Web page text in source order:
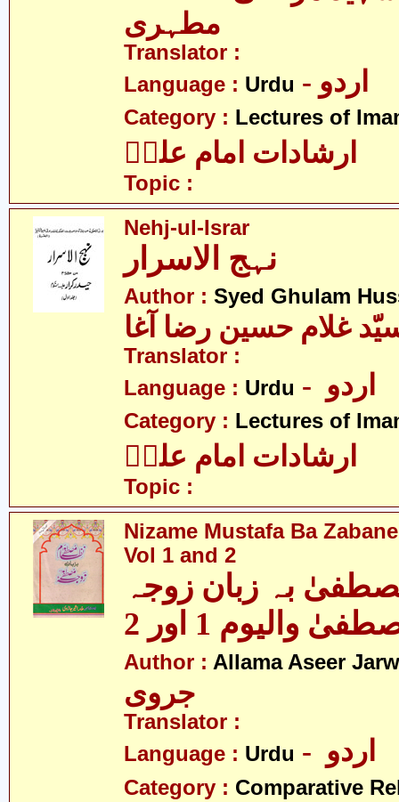
مطہری
Translator :
Language : Urdu - اردو
Category : Lectures of
ارشادات امام علیؑ
Topic :
Nehj-ul-Israr
نہج الاسرار
Author : Syed Ghulam
غلام حسین رضا آغا
Translator :
Language : Urdu
Category : Lectures of
ارشادات امام علیؑ
Topic :
Nizame Mustafa Ba
Vol 1 and 2
بہ زبان زوجہ
Author : Allama Aseer
جروی
Translator :
Language : Urdu
Category : Comparative